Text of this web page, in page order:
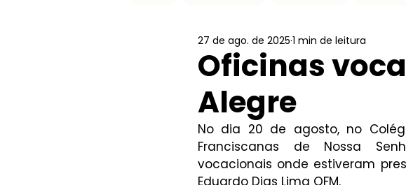
Oficinas
Alegre
27 de ago. de 2025 1 min de leitura
No dia 20 de agosto, no
Franciscanas de Nossa
vocacionais onde estiveram
Eduardo Dias Lima OFM.